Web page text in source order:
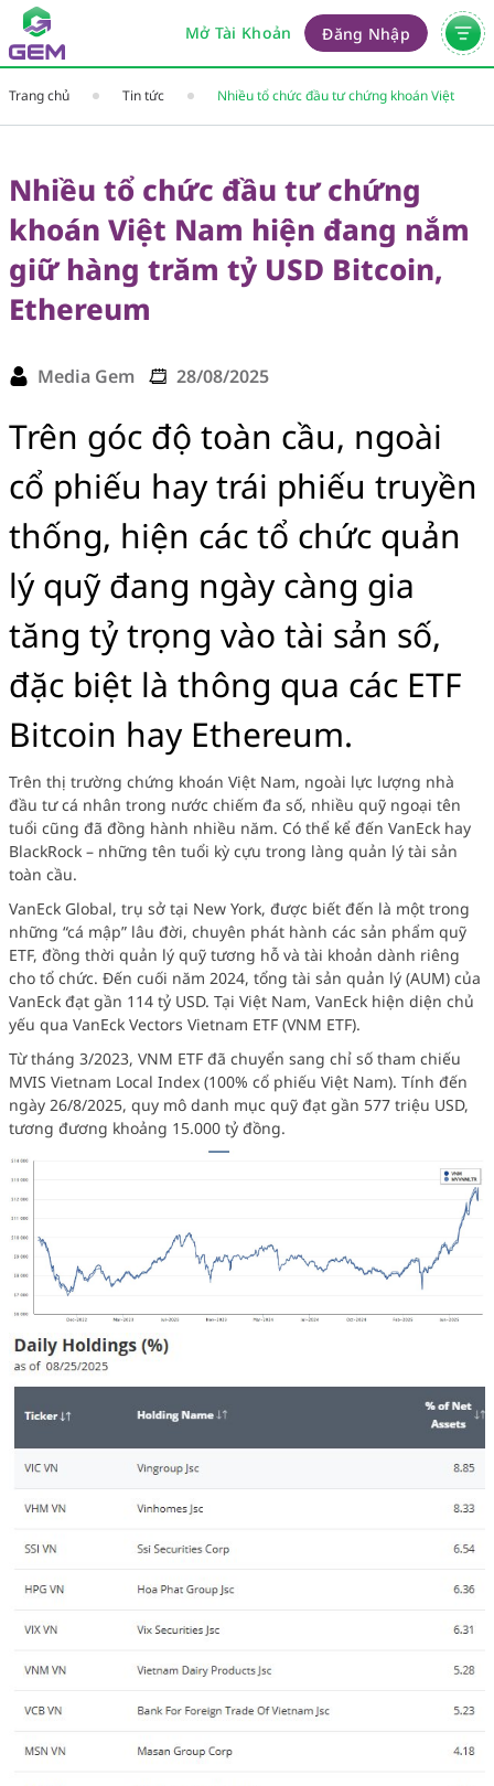
Mở Tài Khoản Đăng Nhập
Trang chủ Tin tức
Nhiều tổ chức đầu tư chứng khoán Việt
Bitcoin, Ethereum
Nhiều tổ chức đầu tư chứng
khoán Việt Nam hiện đang nắm
giữ hàng trăm tỷ USD Bitcoin,
Ethereum
Media Gem 28/08/2025
Trên góc độ toàn cầu, ngoài
cổ phiếu hay trái phiếu truyền
thống, hiện các tổ chức quản
lý quỹ đang ngày càng gia
tăng tỷ trọng vào tài sản số,
đặc biệt là thông qua các ETF
Bitcoin hay Ethereum.
Trên thị trường chứng khoán Việt Nam, ngoài lực lượng nhà
đầu tư cá nhân trong nước chiếm đa số, nhiều quỹ ngoại tên
tuổi cũng đã đồng hành nhiều năm. Có thể kể đến VanEck hay
BlackRock – những tên tuổi kỳ cựu trong làng quản lý tài sản
toàn cầu.
VanEck Global, trụ sở tại New York, được biết đến là một trong
những “cá mập” lâu đời, chuyên phát hành các sản phẩm quỹ
ETF, đồng thời quản lý quỹ tương hỗ và tài khoản dành riêng
cho tổ chức. Đến cuối năm 2024, tổng tài sản quản lý (AUM) của
VanEck đạt gần 114 tỷ USD. Tại Việt Nam, VanEck hiện diện chủ
yếu qua VanEck Vectors Vietnam ETF (VNM ETF).
Từ tháng 3/2023, VNM ETF đã chuyển sang chỉ số tham chiếu
MVIS Vietnam Local Index (100% cổ phiếu Việt Nam). Tính đến
ngày 26/8/2025, quy mô danh mục quỹ đạt gần 577 triệu USD,
tương đương khoảng 15.000 tỷ đồng.